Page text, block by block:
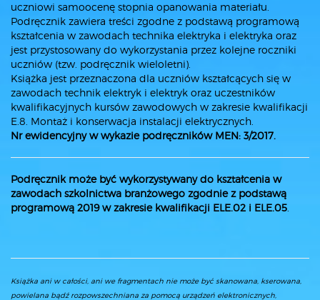
uczniowi samoocenę stopnia opanowania materiału.
Podręcznik zawiera treści zgodne z podstawą programową
kształcenia w zawodach technika elektryka i elektryka oraz
jest przystosowany do wykorzystania przez kolejne roczniki
uczniów (tzw. podręcznik wieloletni).
Książka jest przeznaczona dla uczniów kształcących się w
zawodach technik elektryk i elektryk oraz uczestników
kwalifikacyjnych kursów zawodowych w zakresie kwalifikacji
E.8. Montaż i konserwacja instalacji elektrycznych.
Nr ewidencyjny w wykazie podręczników MEN: 3/2017.
Podręcznik może być wykorzystywany do kształcenia w
zawodach szkolnictwa branżowego zgodnie z podstawą
programową 2019 w zakresie kwalifikacji ELE.02 i ELE.05
Książka ani w całości, ani we fragmentach nie może być skanowana, kserowana,
powielana bądź rozpowszechniana za pomocą urządzeń elektronicznych,